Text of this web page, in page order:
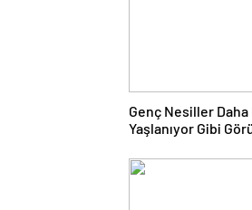
Genç Nesiller Daha
Yaşlanıyor Gibi
Tespit
Fazlasını Bu Hafta